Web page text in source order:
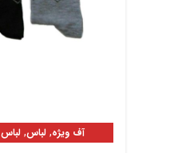
آف ویژه, لباس,